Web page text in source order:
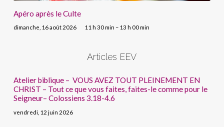
Apéro après le Culte
dimanche, 16 août 2026 11 h 30 min – 13 h 00 min
Articles EEV
Atelier biblique – VOUS AVEZ TOUT PLEINEMENT EN
CHRIST – Tout ce que vous faites, faites-le comme pour le
Seigneur– Colossiens 3.18-4.6
vendredi, 12 juin 2026